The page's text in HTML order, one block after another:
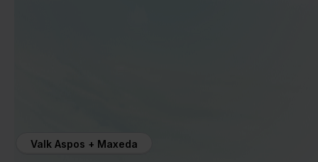
Valk Aspos + Maxeda